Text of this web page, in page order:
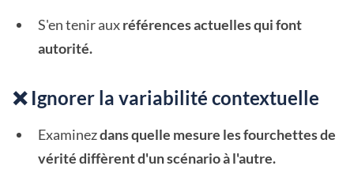
S'en tenir auxréférences actuelles qui font
autorité.
❌ Ignorer la variabilité contextuelle
Examinezdans quelle mesure les fourchettes de
vérité diffèrent d'un scénario à l'autre.